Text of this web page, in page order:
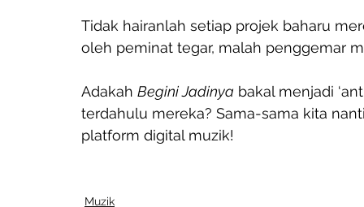
Tidak hairanlah setiap projek baharu
oleh peminat tegar, malah penggemar
Adakah Begini Jadinya bakal menjadi
terdahulu mereka? Sama-sama kita
platform digital muzik!
Muzik